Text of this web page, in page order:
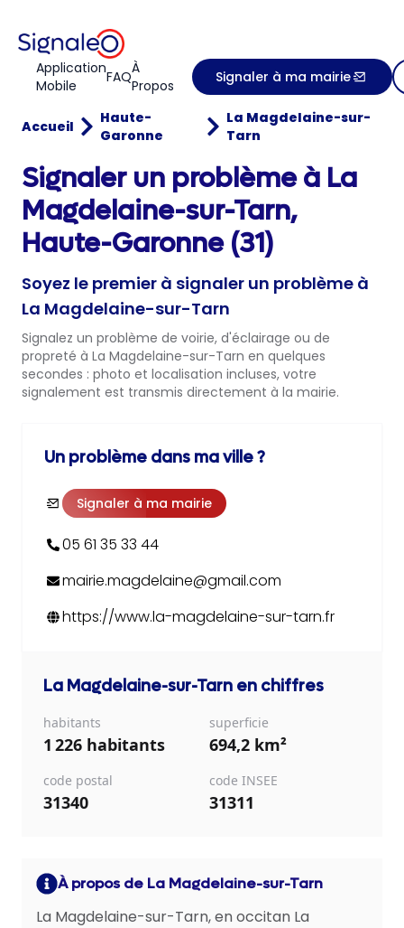
Application
Mobile
FAQÀ
Propos
Signaler à ma mairie
Accueil
Haute-
Garonne
La Magdelaine-sur-
Tarn
Signaler un problème à La
Magdelaine-sur-Tarn,
Haute-Garonne (31)
Soyez le premier à signaler un problème à
La Magdelaine-sur-Tarn
Signalez un problème de voirie, d'éclairage ou de
propreté à La Magdelaine-sur-Tarn en quelques
secondes : photo et localisation incluses, votre
signalement est transmis directement à la mairie.
Un problème dans ma ville ?
Signaler à ma mairie
05 61 35 33 44
mairie.magdelaine@gmail.com
https://www.la-magdelaine-sur-tarn.fr
La Magdelaine-sur-Tarn en chiffres
habitants
1 226 habitants
superficie
694,2 km²
code postal
31340
code INSEE
31311
À propos de La Magdelaine-sur-Tarn
La Magdelaine-sur-Tarn, en occitan La